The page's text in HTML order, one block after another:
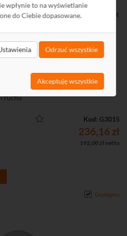
wpłynie to na wyświetlanie
do Ciebie dopasowane.
Odrzuć wszystkie
Akceptuję wszystkie
dualna czujka ruchu z serii SLIM
ruch zwierząt o wadze do 20 kg oraz
obu czujników
czujników
ruchu
kolorów
zaawansowany, PIR, MW
czujki przy pomocy pilota OPT-1
otwarciem obudowy i oderwaniem od
Kod: G3015
236,16 zł
192,00 zł netto
Dostępny